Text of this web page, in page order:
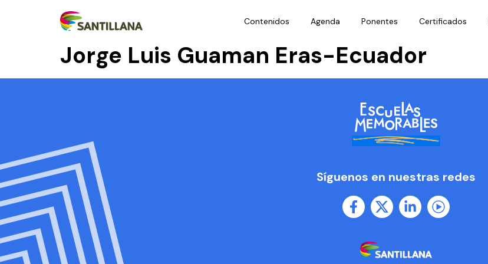
Contenidos Agenda Ponentes Certificados
Jorge Luis Guaman Eras-Ecuador
Síguenos en nuestras redes